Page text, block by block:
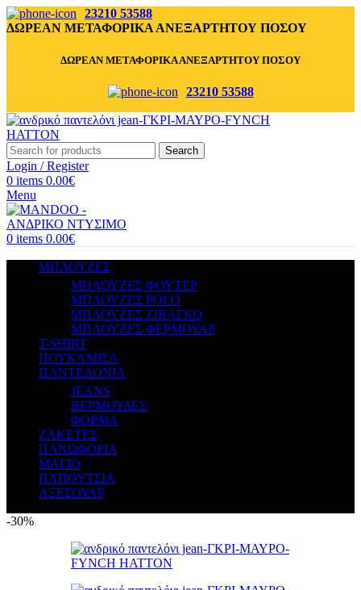
23210 53588
ΔΩΡΕΑΝ ΜΕΤΑΦΟΡΙΚΑ ΑΝΕΞΑΡΤΗΤΟΥ ΠΟΣΟΥ
ΔΩΡΕΑΝ ΜΕΤΑΦΟΡΙΚΑ ΑΝΕΞΑΡΤΗΤΟΥ ΠΟΣΟΥ
23210 53588
Search
Login / Register
0 items 0.00€
Menu
0 items 0.00€
ΜΠΛΟΥΖΕΣ
ΜΠΛΟΥΖΕΣ ΦΟΥΤΕΡ
ΜΠΛΟΥΖΕΣ POLO
ΜΠΛΟΥΖΕΣ ΖΙΒΑΓΚΟ
ΜΠΛΟΥΖΕΣ ΦΕΡΜΟΥΑΡ
T-SHIRT
ΠΟΥΚΑΜΙΣΑ
ΠΑΝΤΕΛΟΝΙΑ
JEANS
ΒΕΡΜΟΥΔΕΣ
ΦΟΡΜΑ
ΖΑΚΕΤΕΣ
ΠΑΝΩΦΟΡΙΑ
ΜΑΓΙΟ
ΠΑΠΟΥΤΣΙΑ
ΑΞΕΣΟΥΑΡ
-30%